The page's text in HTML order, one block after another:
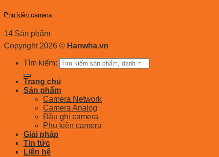
Phụ kiện camera
14 Sản phẩm
Copyright 2026 © Hanwha.vn
Tìm kiếm:
Trang chủ
Sản phẩm
Camera Network
Camera Analog
Đầu ghi camera
Phụ kiện camera
Giải pháp
Tin tức
Liên hệ